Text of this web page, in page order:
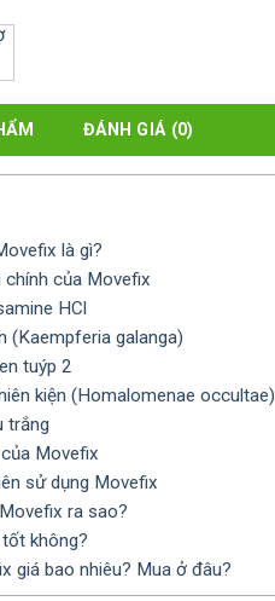
ĐÁNH GIÁ (0)
là gì?
chính của Movefix
HCl
(Kaempferia galanga)
tuýp 2
kiện (Homalomenae occultae)
trắng
Movefix
sử dụng Movefix
ra sao?
không?
giá bao nhiêu? Mua ở đâu?